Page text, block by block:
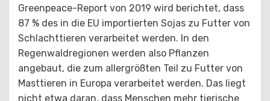
Greenpeace-Report von 2019 wird berichtet, dass
87 % des in die EU importierten Sojas zu Futter von
Schlachttieren verarbeitet werden. In den
Regenwaldregionen werden also Pflanzen
angebaut, die zum allergrößten Teil zu Futter von
Masttieren in Europa verarbeitet werden. Das liegt
nicht etwa daran, dass Menschen mehr tierische